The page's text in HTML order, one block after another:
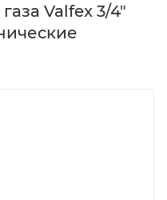
Valfex 3/4"